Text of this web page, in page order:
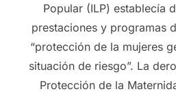
Popular (ILP) establecía
prestaciones y programas
“protección de la mujeres
situación de riesgo”. La
Protección de la